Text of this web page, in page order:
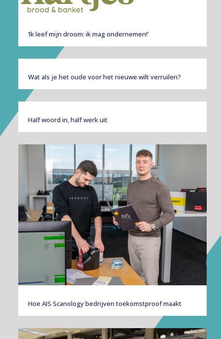
‘Ik leef mijn droom: ik mag ondernemen!’
Wat als je het oude voor het nieuwe wilt verruilen?
Half woord in, half werk uit
Hoe AIS Scanology bedrijven toekomst­proof maakt